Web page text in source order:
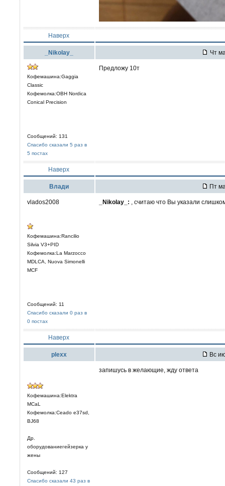
Наверх
_Nikolay_ Чт
Кофемашина:Gaggia
Classic
Кофемолка:OBH Nordica
Conical Precision
Сообщений: 131
Спасибо сказали 5 раз в
5 постах
Предложу 10т
Наверх
Влади Пт
vlados2008
Кофемашина:Rancilio
Silvia V3+PID
Кофемолка:La Marzocco
MDLCA, Nuova Simonelli
MCF
Сообщений: 11
Спасибо сказали 0 раз в
0 постах
_Nikolay_: , считаю что Вы указали
Наверх
plexx Вс
Кофемашина:Elektra
MCaL
Кофемолка:Ceado e37sd,
BJ68
Др.
оборудованиегейзерка у
жены
Сообщений: 127
Спасибо сказали 43 раз в
запишусь в желающие, жду ответа